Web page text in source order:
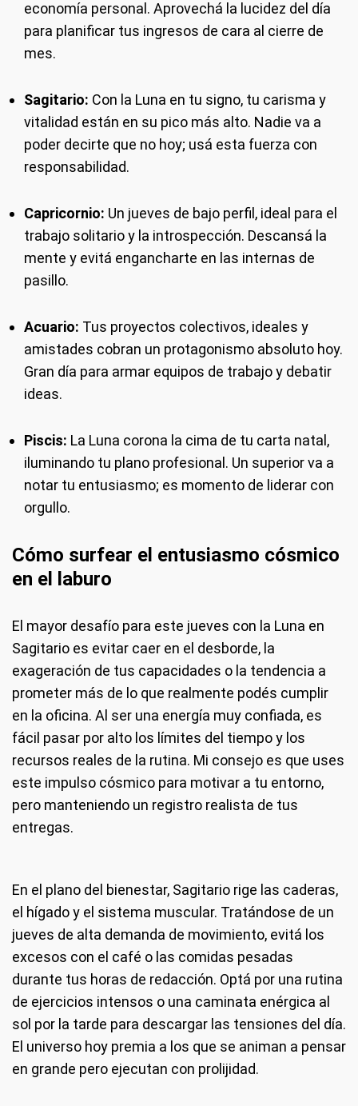
economía personal. Aprovechá la lucidez del día
para planificar tus ingresos de cara al cierre de
mes.
Sagitario: Con la Luna en tu signo, tu carisma y
vitalidad están en su pico más alto. Nadie va a
poder decirte que no hoy; usá esta fuerza con
responsabilidad.
Capricornio: Un jueves de bajo perfil, ideal para el
trabajo solitario y la introspección. Descansá la
mente y evitá engancharte en las internas de
pasillo.
Acuario: Tus proyectos colectivos, ideales y
amistades cobran un protagonismo absoluto hoy.
Gran día para armar equipos de trabajo y debatir
ideas.
Piscis: La Luna corona la cima de tu carta natal,
iluminando tu plano profesional. Un superior va a
notar tu entusiasmo; es momento de liderar con
orgullo.
Cómo surfear el entusiasmo cósmico
en el laburo
El mayor desafío para este jueves con la Luna en
Sagitario es evitar caer en el desborde, la
exageración de tus capacidades o la tendencia a
prometer más de lo que realmente podés cumplir
en la oficina. Al ser una energía muy confiada, es
fácil pasar por alto los límites del tiempo y los
recursos reales de la rutina. Mi consejo es que uses
este impulso cósmico para motivar a tu entorno,
pero manteniendo un registro realista de tus
entregas.
En el plano del bienestar, Sagitario rige las caderas,
el hígado y el sistema muscular. Tratándose de un
jueves de alta demanda de movimiento, evitá los
excesos con el café o las comidas pesadas
durante tus horas de redacción. Optá por una rutina
de ejercicios intensos o una caminata enérgica al
sol por la tarde para descargar las tensiones del día.
El universo hoy premia a los que se animan a pensar
en grande pero ejecutan con prolijidad.